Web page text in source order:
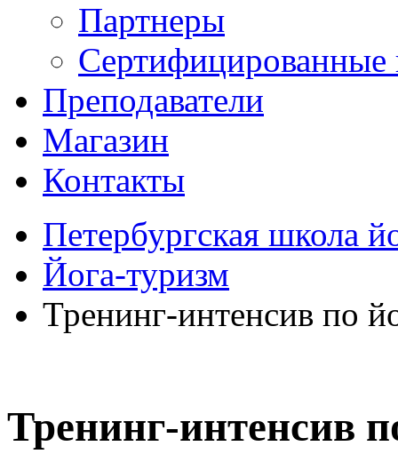
Партнеры
Сертифицированные
Преподаватели
Магазин
Контакты
Петербургская школа
Йога-туризм
Тренинг-интенсив по
Тренинг-интенсив